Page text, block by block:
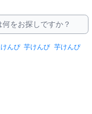
んぴ 芋けんび 芋けんぴ